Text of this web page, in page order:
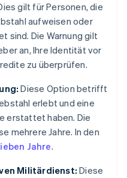
gilt für Personen, die
aufweisen oder
sind. Die Warnung gilt
an, Ihre Identität vor
zu überprüfen.
Diese Option betrifft
erlebt und eine
erstattet haben. Die
mehrere Jahre. In den
Jahre.
Militärdienst: Diese